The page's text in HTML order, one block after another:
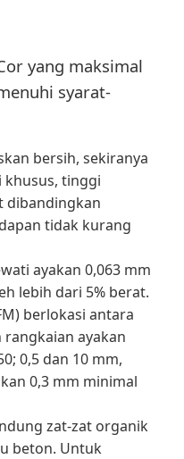
yang maksimal
syarat-
bersih, sekiranya
khusus, tinggi
dibandingkan
tidak kurang
ayakan 0,063 mm
lebih dari 5% berat.
berlokasi antara
rangkaian ayakan
0,5 dan 10 mm,
0,3 mm minimal
zat-zat organik
beton. Untuk